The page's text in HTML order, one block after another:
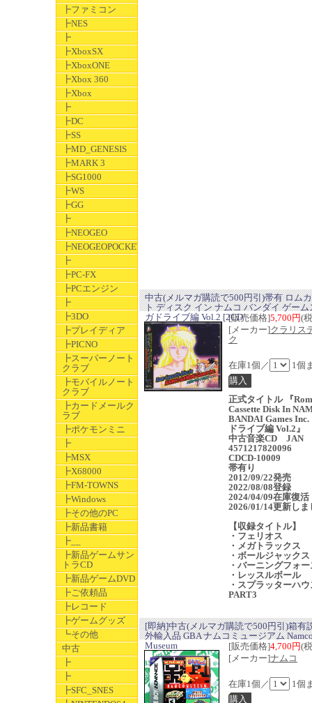
┣ファミコン
┣NES
┣
┣XboxSX
┣XboxONE
┣Xbox 360
┣Xbox
┣
┣DC
┣SS
┣MD_GENESIS
┣MARK 3
┣SG1000
┣WS
┣GG
┣
┣NEOGEO
┣NEOGEOPOCKET
┣
┣PC-FX
┣PCエンジン
┣
┣3DO
┣プレイディア
┣PICNO
┣スーパーノート
クラブ
┣モバイルノート
クラブ
┣カードメールク
ラブ
┣ポケモンミニ
┣
┣MSX
┣X68000
┣FM-TOWNS
┣Windows
┣その他のPC
┣新品書籍
┣__
┣新品ゲームサン
トラCD
┣新品ゲームDVD
┣ご依頼品
┣レコード
┣ゲームグッズ
┗その他
中古
┣
┣
┣SFC_SNES
中古(メルマガ購読で500円引)帯有 ロム
ト ディスク イン ナムコ バンダイ ゲーム
ガドライブ編 Vol.2 [2CD[販売価格]5,700円(
[メーカー]クラリス
ク
在庫1個／ 1個
正式タイトル 『Rom
Cassette Disk In
BANDAI Games Inc.
ドライブ編 Vol.2』
中古音楽CD JAN
4571217820096
CDCD-10009
帯有り
2012/09/22発売
2022/08/08登録
2024/04/09在庫復活
2026/01/14更新しま
【収録タイトル】
・フェリオス
・メガトラックス
・ボールジャックス
・バーニングフォー
・レッスルボール
・スプラッターハウ
PART3
[即納]中古(メルマガ購読で500円引)箱有
外輸入品 GBA ナムコミュージアム
Museum
[販売価格]4,700円(
[メーカー]ナムコ
在庫1個／ 1個